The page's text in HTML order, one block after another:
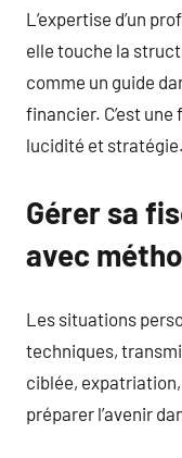
L’expertise d’un
elle touche la
comme un guide
financier. C’est
lucidité et stratégie.
Gérer sa
avec
Les situations
techniques,
ciblée,
préparer l’avenir